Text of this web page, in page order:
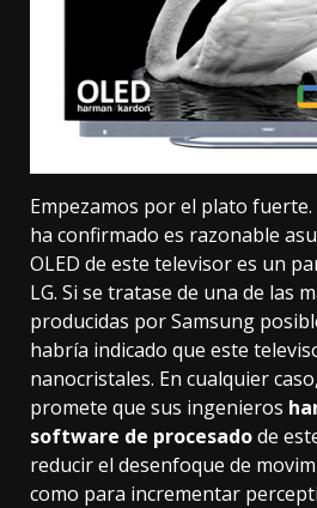
Empezamos por el plato
ha confirmado es razonable
OLED de este televisor es un
LG. Si se tratase de una de las
producidas por Samsung
habría indicado que este
nanocristales. En cualquier
promete que sus ingenieros
software de procesadode
reducir el desenfoque de
como para incrementar